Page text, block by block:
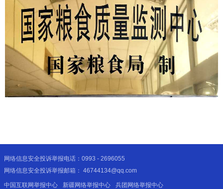
网络信息安全投诉举报电话：0993 - 2696055
网络信息安全投诉举报邮箱： 46744134@qq.com
中国互联网举报中心 新疆网络举报中心 兵团网络举报中心